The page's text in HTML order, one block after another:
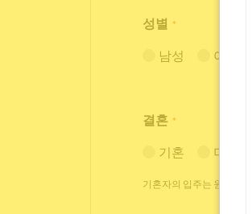
성별 *
남성 여성
결혼 *
기혼 미혼
기혼자의 입주는 원칙적